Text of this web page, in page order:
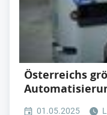
Österreichs
01.05.2025